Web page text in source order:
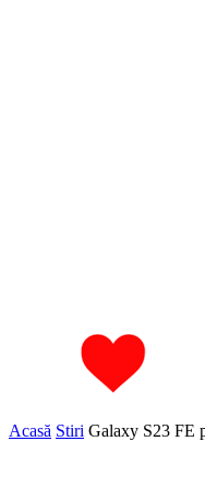
Acasă Stiri Galaxy S23 FE